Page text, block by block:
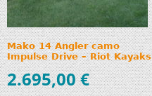
Mako 14 Angler camo
Impulse Drive – Riot Kayaks
2.695,00€